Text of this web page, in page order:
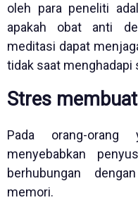
oleh para peneliti
apakah obat anti
meditasi dapat
tidak saat menghadapi
Stres
Pada orang-
menyebabkan
berhubungan
memori.